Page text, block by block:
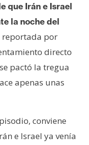
que Irán e Israel
la noche del
reportada por
directo
pactó la tregua
apenas unas
conviene
e Israel ya venía